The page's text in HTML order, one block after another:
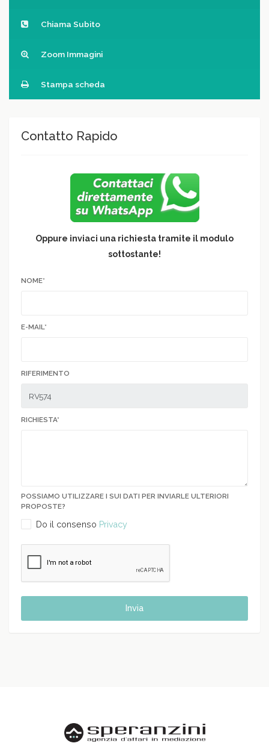
Chiama Subito
Zoom Immagini
Stampa scheda
Contatto Rapido
Oppure inviaci una richiesta tramite il modulo
sottostante!
NOME*
E-MAIL*
RIFERIMENTO
RICHIESTA*
POSSIAMO UTILIZZARE I SUI DATI PER INVIARLE ULTERIORI
PROPOSTE?
Do il consenso Privacy
Invia